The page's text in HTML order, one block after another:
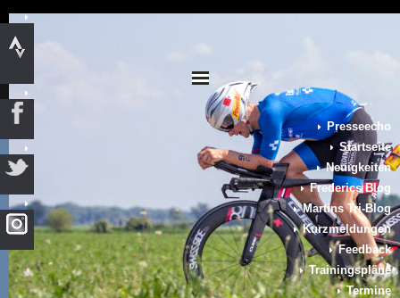
Presseecho
Startseite
Neuigkeiten
Frederics Blog
Martins Tri-Blog
Kurzmeldungen
Feedback
Trainingspläne
Termine